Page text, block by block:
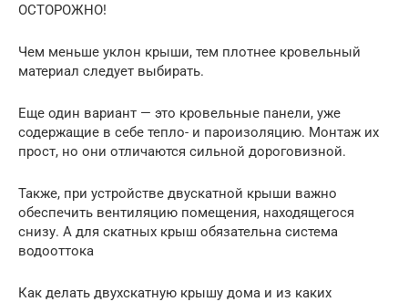
ОСТОРОЖНО!
Чем меньше уклон крыши, тем плотнее кровельный
материал следует выбирать.
Еще один вариант — это кровельные панели, уже
содержащие в себе тепло- и пароизоляцию. Монтаж их
прост, но они отличаются сильной дороговизной.
Также, при устройстве двускатной крыши важно
обеспечить вентиляцию помещения, находящегося
снизу. А для скатных крыш обязательна система
водооттока
Как делать двухскатную крышу дома и из каких